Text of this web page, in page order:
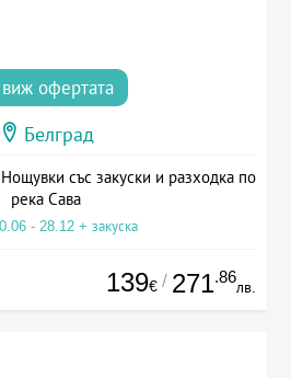
виж офертата
Белград
със закуски и разходка по
река Сава
- 28.12 + закуска
139€ / 271.86
лв.